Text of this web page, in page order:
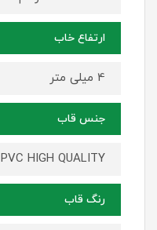
ارتفاع خاب
4 میلی متر
جنس قاب
PVC HIGH QUALITY
رنگ قاب